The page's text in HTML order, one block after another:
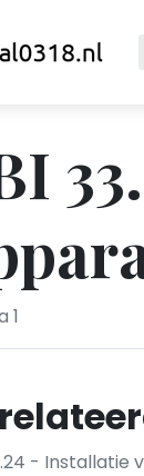
1
- Installatie